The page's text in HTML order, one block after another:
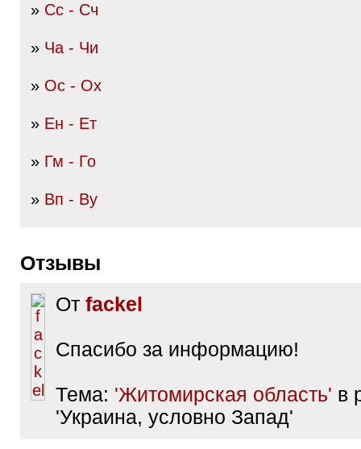
» Сс - Сч
» Ча - Чи
» Ос - Ох
» Ен - Ет
» Гм - Го
» Вп - Ву
Отзывы
От fackel
Спасибо за информацию!
Тема: 'Житомирская область' в
'Украина, условно Запад'